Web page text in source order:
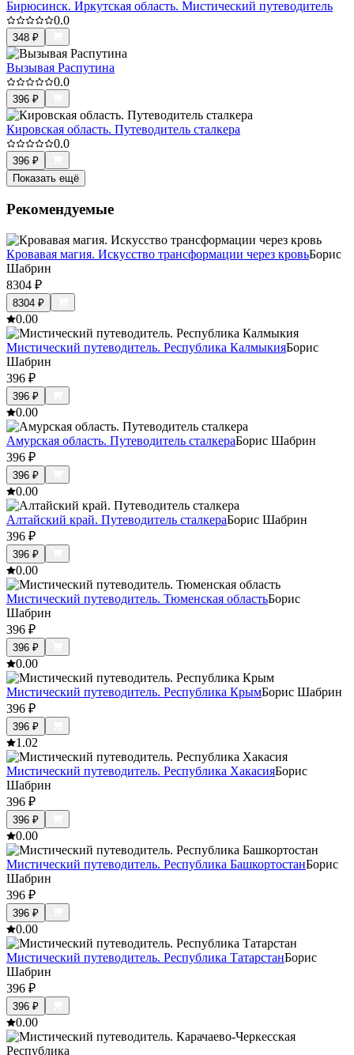
Бирюсинск. Иркутская область. Мистический путеводитель
0.0
348 ₽
Вызывая Распутина
0.0
396 ₽
Кировская область. Путеводитель сталкера
0.0
396 ₽
Показать ещё
Рекомендуемые
Кровавая магия. Искусство трансформации через кровьБорис
Шабрин
8304 ₽
8304 ₽
0.00
Мистический путеводитель. Республика КалмыкияБорис
Шабрин
396 ₽
396 ₽
0.00
Амурская область. Путеводитель сталкераБорис Шабрин
396 ₽
396 ₽
0.00
Алтайский край. Путеводитель сталкераБорис Шабрин
396 ₽
396 ₽
0.00
Мистический путеводитель. Тюменская областьБорис
Шабрин
396 ₽
396 ₽
0.00
Мистический путеводитель. Республика КрымБорис Шабрин
396 ₽
396 ₽
1.02
Мистический путеводитель. Республика ХакасияБорис
Шабрин
396 ₽
396 ₽
0.00
Мистический путеводитель. Республика БашкортостанБорис
Шабрин
396 ₽
396 ₽
0.00
Мистический путеводитель. Республика ТатарстанБорис
Шабрин
396 ₽
396 ₽
0.00